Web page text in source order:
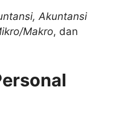
Akuntansi
Makro, dan